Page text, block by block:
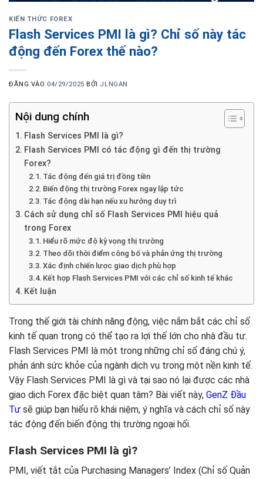
KIẾN THỨC FOREX
Flash Services PMI là gì? Chỉ số này tác
động đến Forex thế nào?
ĐĂNG VÀO 04/29/2025 BỞI JLNGAN
Nội dung chính
Flash Services PMI là gì?
Flash Services PMI có tác động gì đến thị trường
Forex?
Tác động đến giá trị đồng tiền
Biến động thị trường Forex ngay lập tức
Tác động dài hạn nếu xu hướng duy trì
Cách sử dụng chỉ số Flash Services PMI hiệu quả
trong Forex
Hiểu rõ mức độ kỳ vọng thị trường
Theo dõi thời điểm công bố và phản ứng thị trường
Xác định chiến lược giao dịch phù hợp
Kết hợp Flash Services PMI với các chỉ số kinh tế khác
Kết luận
Trong thế giới tài chính năng động, việc nắm bắt các chỉ số
kinh tế quan trọng có thể tạo ra lợi thế lớn cho nhà đầu tư.
Flash Services PMI là một trong những chỉ số đáng chú ý,
phản ánh sức khỏe của ngành dịch vụ trong một nền kinh tế.
Vậy Flash Services PMI là gì và tại sao nó lại được các nhà
giao dịch Forex đặc biệt quan tâm? Bài viết này, GenZ Đầu
Tư sẽ giúp bạn hiểu rõ khái niệm, ý nghĩa và cách chỉ số này
tác động đến biến động thị trường ngoại hối.
Flash Services PMI là gì?
PMI, viết tắt của Purchasing Managers’ Index (Chỉ số Quản